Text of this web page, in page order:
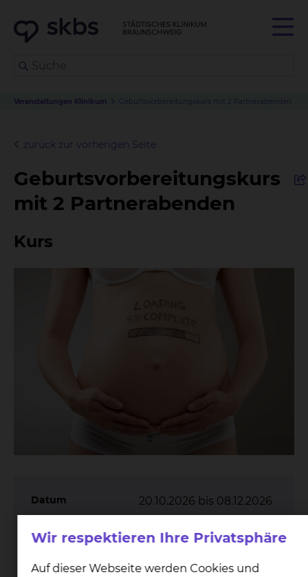
Veranstaltungen Klinikum Geburtsvorbereitungskurs mit 2 Partnerabenden
zurück zur vorherigen Seite
Geburtsvorbereitungskurs
mit 2 Partnerabenden
Kurs
Datum 20.10.2026 bis 08.12.2026
Uhrzeit
Eltern
Wir respektieren Ihre Privatsphäre
Auf dieser Webseite werden Cookies und